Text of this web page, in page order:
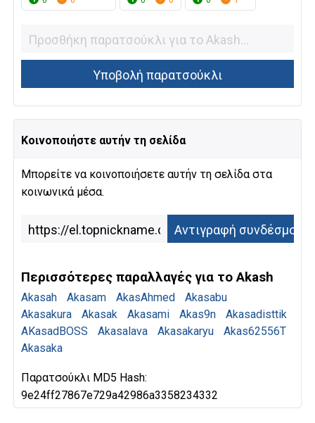
Κοινοποιήστε αυτήν τη σελίδα
Μπορείτε να κοινοποιήσετε αυτήν τη σελίδα στα
κοινωνικά μέσα.
Περισσότερες παραλλαγές για το Akash
Akasah Akasam AkasAhmed
Akasabu
Akasakura
Akasak Akasami Akas9n
Akasadisttik
AKasadBOSS
Akasalava Akasakaryu
Akas62556T
Akasaka
Παρατσούκλι MD5 Hash:
9e24ff27867e729a42986a3358234332